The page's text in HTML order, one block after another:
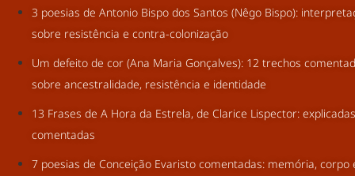
3 poesias de Antonio Bispo dos Santos (Nêgo Bispo):
sobre resistência e contra-colonização
Um defeito de cor (Ana Maria Gonçalves): 12 trechos
sobre ancestralidade, resistência e identidade
13 Frases de A Hora da Estrela, de Clarice Lispector:
comentadas
7 poesias de Conceição Evaristo comentadas: memória, corpo